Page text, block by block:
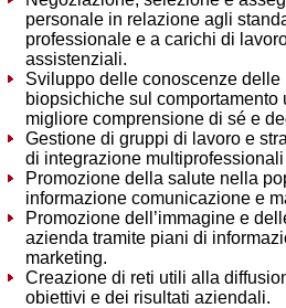
personale in relazione agli
professionale e a carichi di
assistenziali.
Sviluppo delle conoscenze
biopsichiche sul comportamento
migliore comprensione di sé e
Gestione di gruppi di lavoro e
di integrazione
Promozione della salute nella
informazione comunicazione e
Promozione dell’immagine e
azienda tramite piani di
marketing.
Creazione di reti utili alla
obiettivi e dei risultati aziendali.